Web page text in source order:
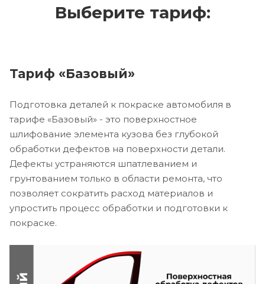
Выберите тариф:
Тариф «Базовый»
Подготовка деталей к покраске автомобиля в
тарифе «Базовый» - это поверхностное
шлифование элемента кузова без глубокой
обработки дефектов на поверхности детали.
Дефекты устраняются шпатлеванием и
грунтованием только в области ремонта, что
позволяет сократить расход материалов и
упростить процесс обработки и подготовки к
покраске.